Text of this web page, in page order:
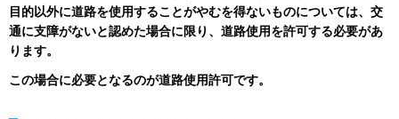
目的以外に道路を使用することがやむを得ないものについては、交
通に支障がないと認めた場合に限り、道路使用を許可する必要があ
ります。
この場合に必要となるのが道路使用許可です。